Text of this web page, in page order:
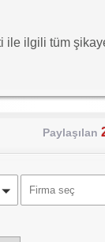
ile ilgili tüm
Paylaşılan
Firma seç